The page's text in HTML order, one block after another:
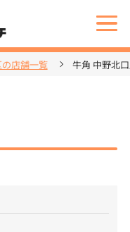
店舗一覧 牛角 中野北